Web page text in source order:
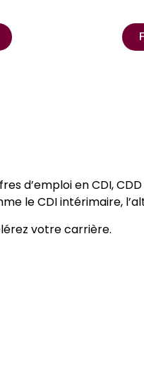
d’emploi en CDI,
le CDI intérimaire,
votre carrière.